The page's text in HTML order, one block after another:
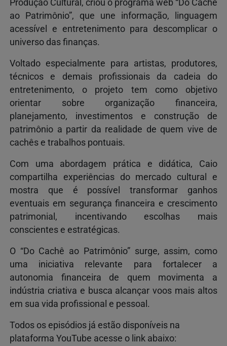
Produção Cultural, criou o programa web “Do Cachê
ao Patrimônio”, que une informação, linguagem
acessível e entretenimento para descomplicar o
universo das finanças.
Voltado especialmente para artistas, produtores,
técnicos e demais profissionais da cadeia do
entretenimento, o projeto tem como objetivo
orientar sobre organização financeira,
planejamento, investimentos e construção de
patrimônio a partir da realidade de quem vive de
cachês e trabalhos pontuais.
Com uma abordagem prática e didática, Caio
compartilha experiências do mercado cultural e
mostra que é possível transformar ganhos
eventuais em segurança financeira e crescimento
patrimonial, incentivando escolhas mais
conscientes e estratégicas.
O “Do Cachê ao Patrimônio” surge, assim, como
uma iniciativa relevante para fortalecer a
autonomia financeira de quem movimenta a
indústria criativa e busca alcançar voos mais altos
em sua vida profissional e pessoal.
Todos os episódios já estão disponíveis na
plataforma YouTube acesse o link abaixo: